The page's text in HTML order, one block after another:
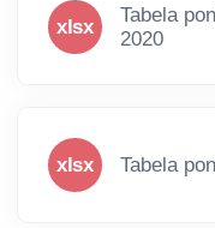
xlsx
Tabela
2020
xlsx Tabela